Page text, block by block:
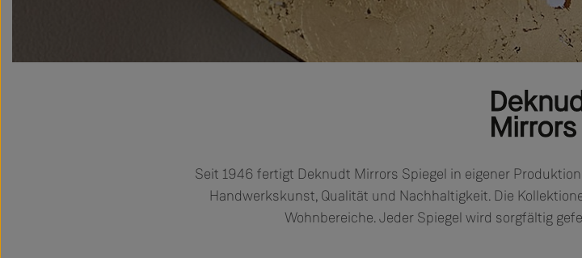
Seit 1946 fertigt Deknudt Mirrors Spiegel in eigener
Handwerkskunst, Qualität und Nachhaltigkeit. Die
Wohnbereiche. Jeder Spiegel wird sorgfältig